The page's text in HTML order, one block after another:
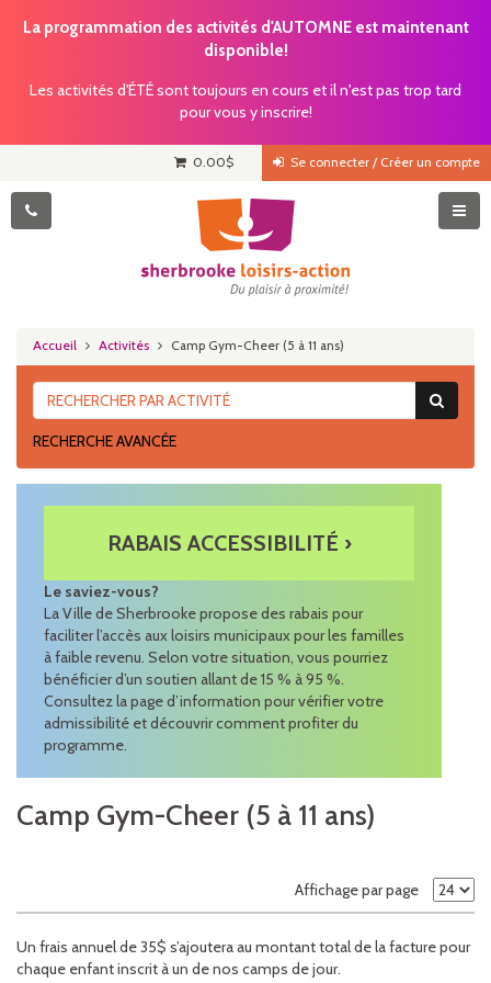
La programmation des activités d'AUTOMNE est maintenant
disponible!
Les activités d'ÉTÉ sont toujours en cours et il n'est pas trop tard
pour vous y inscrire!
Se connecter / Créer un compte
0.00$
Accueil Activités Camp Gym-Cheer (5 à 11 ans)
RECHERCHE AVANCÉE
RABAIS ACCESSIBILITÉ ›
Le saviez-vous?
La Ville de Sherbrooke propose des rabais pour
faciliter l’accès aux loisirs municipaux pour les familles
à faible revenu. Selon votre situation, vous pourriez
bénéficier d’un soutien allant de 15 % à 95 %.
Consultez la page d’information pour vérifier votre
admissibilité et découvrir comment profiter du
programme.
Camp Gym-Cheer (5 à 11 ans)
Affichage par page
Un frais annuel de 35$ s’ajoutera au montant total de la facture pour
chaque enfant inscrit à un de nos camps de jour.